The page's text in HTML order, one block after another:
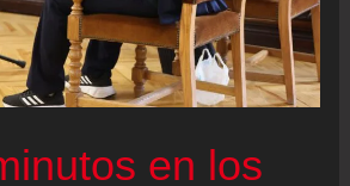
en los